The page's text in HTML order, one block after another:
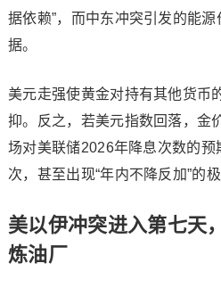
据依赖”，而中东冲突引发的能
据。
美元走强使黄金对持有其他货币
抑。反之，若美元指数回落，金
场对美联储2026年降息次数的
次，甚至出现“年内不降反加”的极
美以伊冲突进入第七天
炼油厂